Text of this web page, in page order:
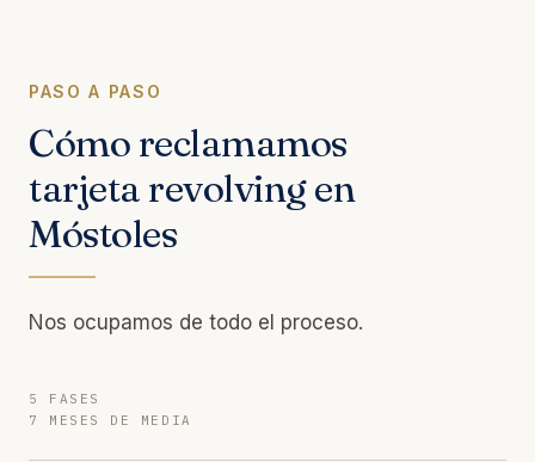
PASO A PASO
Cómo reclamamos
tarjeta revolving en
Móstoles
Nos ocupamos de todo el proceso.
5 FASES
7 MESES DE MEDIA